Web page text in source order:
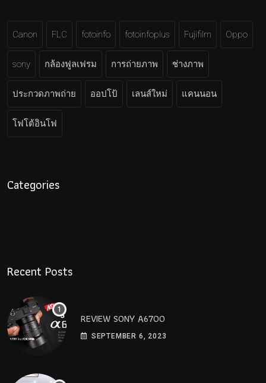
Canon FLC fotoinfo fotoinfoplus Fujifilm Oppo
sony กล้องฟูลเฟรม การถ่ายภาพ ช่างภาพ
ประกวดภาพถ่าย ออปโป้ เลนส์ใหม่ แคนนอน
โฟโต้อินโฟ
Categories
Recent Posts
REVIEW SONY A6700
SEPTEMBER 6, 2023